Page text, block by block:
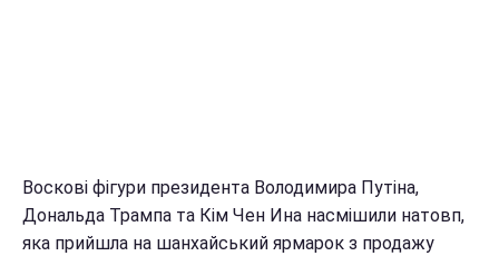
Воскові фігури президента Володимира Путіна,
Дональда Трампа та Кім Чен Ина насмішили натовп,
яка прийшла на шанхайський ярмарок з продажу